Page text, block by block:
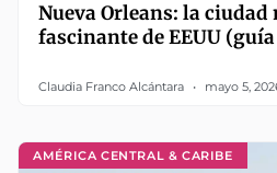
Nueva Orleans: la ciudad
fascinante de EEUU
Claudia Franco Alcántara mayo 5,
AMÉRICA CENTRAL & CARIBE